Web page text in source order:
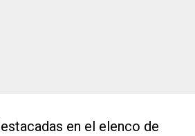
en el elenco de